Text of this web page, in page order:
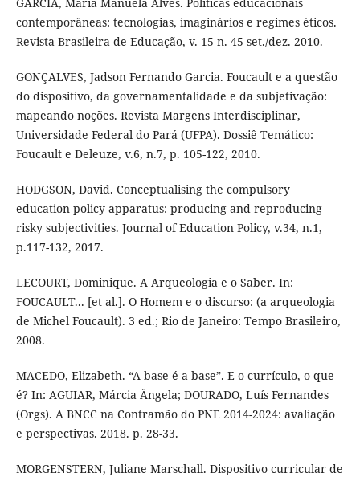
contemporâneas: tecnologias, imaginários e regimes éticos.
Revista Brasileira de Educação, v. 15 n. 45 set./dez. 2010.
GONÇALVES, Jadson Fernando Garcia. Foucault e a questão
do dispositivo, da governamentalidade e da subjetivação:
mapeando noções. Revista Margens Interdisciplinar,
Universidade Federal do Pará (UFPA). Dossiê Temático:
Foucault e Deleuze, v.6, n.7, p. 105-122, 2010.
HODGSON, David. Conceptualising the compulsory
education policy apparatus: producing and reproducing
risky subjectivities. Journal of Education Policy, v.34, n.1,
p.117-132, 2017.
LECOURT, Dominique. A Arqueologia e o Saber. In:
FOUCAULT... [et al.]. O Homem e o discurso: (a arqueologia
de Michel Foucault). 3 ed.; Rio de Janeiro: Tempo Brasileiro,
2008.
MACEDO, Elizabeth. “A base é a base”. E o currículo, o que
é? In: AGUIAR, Márcia Ângela; DOURADO, Luís Fernandes
(Orgs). A BNCC na Contramão do PNE 2014-2024: avaliação
e perspectivas. 2018. p. 28-33.
MORGENSTERN, Juliane Marschall. Dispositivo curricular de